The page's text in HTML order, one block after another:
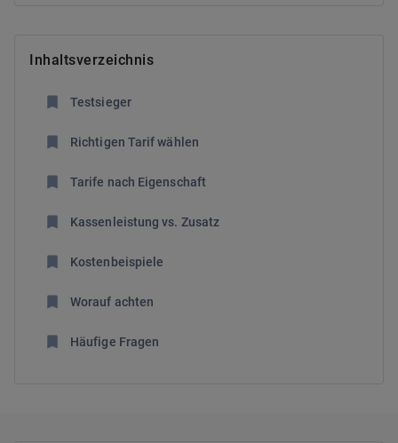
Inhaltsverzeichnis
Testsieger
Richtigen Tarif wählen
Tarife nach Eigenschaft
Kassenleistung vs. Zusatz
Kostenbeispiele
Worauf achten
Häufige Fragen